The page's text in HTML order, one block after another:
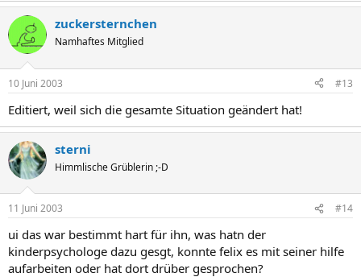
zuckersternchen
Namhaftes Mitglied
10 Juni 2003 #13
Editiert, weil sich die gesamte Situation geändert hat!
sterni
Himmlische Grüblerin ;-D
11 Juni 2003 #14
ui das war bestimmt hart für ihn, was hatn der
kinderpsychologe dazu gesgt, konnte felix es mit seiner hilfe
aufarbeiten oder hat dort drüber gesprochen?